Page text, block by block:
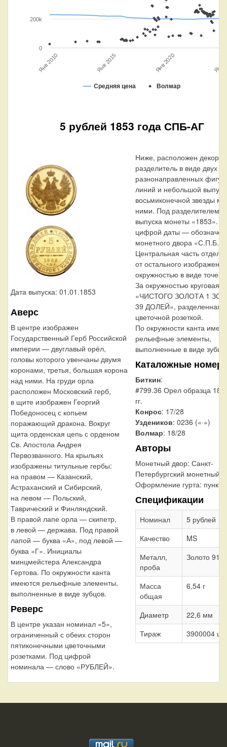
Средняя цена Волмар
Янв 2010 Янв 2015 Янв 2020 Янв
0
200k
5 рублей 1853 года СПБ-АГ
Дата выпуска: 01.01.1853
Аверс
В центре изображен
Государственный Герб Российской
империи — двуглавый орёл,
головы которого увенчаны двумя
коронами, третья, большая корона
над ними. На груди орла
расположен Московский герб,
в щите изображен Георгий
Победоносец с копьем
поражающий дракона. Вокруг
щита орденская цепь с орденом
Св. Апостола Андрея
Первозванного. На крыльях
изображены титульные гербы:
на правом — Казанский,
Астраханский и Сибирский,
на левом — Польский,
Таврический и Финляндский.
В правой лапе орла — скипетр,
в левой — держава. Под правой
лапой — буква «А», под левой —
буква «Г». Инициалы
минцмейстера Александра
Гертова. По окружности канта
имеются рельефные элементы,
выполненные в виде зубцов.
Реверс
В центре указан номинал «5»,
ограниченный с обеих сторон
пятиконечными цветочными
розетками. Под цифрой
номинала — слово «РУБЛЕЙ».
Ниже, расположен
разделитель в виде двух
разнонаправленных
линий и небольшой
восьмиконечной звезды
ними. Под разделителем
выпуска монеты «1853».
цифрой даты —
монетного двора «С.П.Б.».
Центральная часть
от остального
окружностью в виде точек.
За окружностью круговая
«ЧИСТОГО ЗОЛОТА 1
39 ДОЛЕЙ», разделенная
цветочной розеткой.
По окружности канта
рельефные элементы,
выполненные в виде
Каталожные номера
Биткин:
#799.36 Орел образца
гг.
Конрос: 17/28
Уздеников: 0236 («·»)
Волмар: 18/28
Авторы
Монетный двор: Санкт-
Петербургский монетный
Оформление гурта:
Спецификации
Номинал
5 рублей
Качество
MS
Металл,
проба
Золото 917
Масса
общая
6,54 г
Диаметр
22,6 мм
Тираж
3900004 шт.